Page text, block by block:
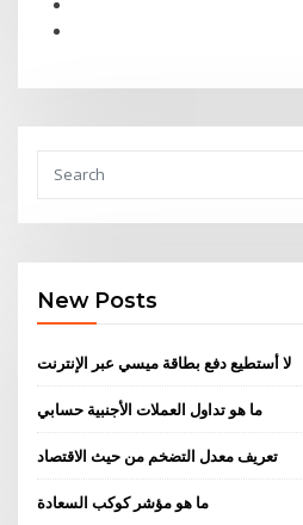
New Posts
لا أستطيع دفع بطاقة ميسي عبر الإنترنت
ما هو تداول العملات الأجنبية حسابي
تعريف معدل التضخم من حيث الاقتصاد
ما هو مؤشر كوكب السعادة